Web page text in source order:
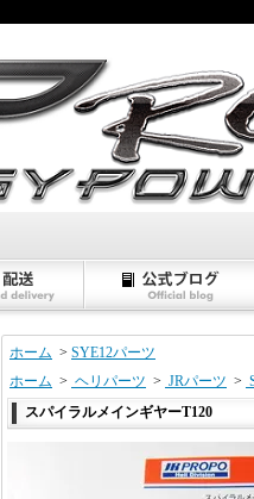
ホーム > SYE12パーツ
ホーム > ヘリパーツ > JRパーツ >
スパイラルメインギヤーT120